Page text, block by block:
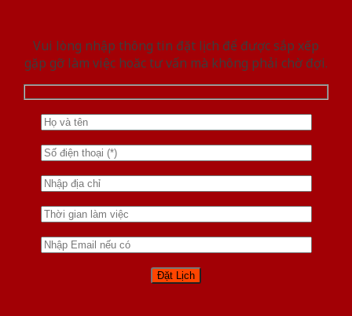
Vui lòng nhập thông tin đặt lịch để được sắp xếp
gặp gỡ làm việc hoăc tư vấn mà không phải chờ đợi.